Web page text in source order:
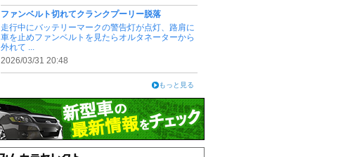
ファンベルト切れてクランクプーリー脱落
走行中にバッテリーマークの警告灯が点灯、路肩に
車を止めファンベルトを見たらオルタネーターから
外れて ...
2026/03/31 20:48
もっと見る